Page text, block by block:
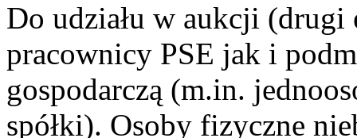
Do udziału w aukcji (drugi
pracownicy PSE jak i
gospodarczą (m.in.
spółki). Osoby fizyczne